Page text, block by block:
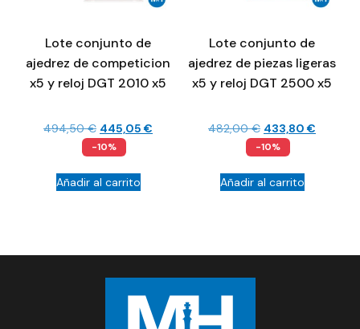
Lote conjunto de
ajedrez de competicion
x5 y reloj DGT 2010 x5
494,50€ 445,05 €
-10%
Añadir al carrito
Lote conjunto de
ajedrez de piezas ligeras
x5 y reloj DGT 2500 x5
482,00€ 433,80 €
-10%
Añadir al carrito